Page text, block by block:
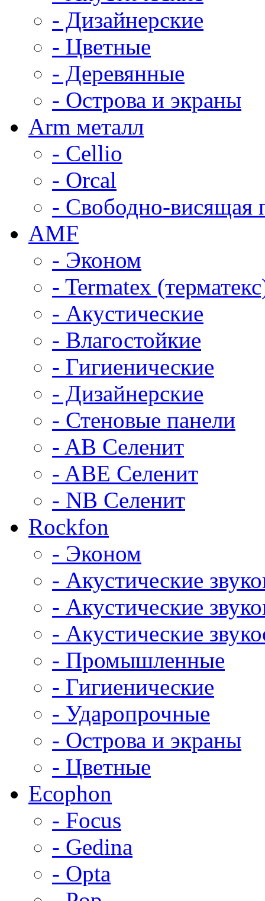
- Дизайнерские
- Цветные
- Деревянные
- Острова и экраны
Arm металл
- Cellio
- Orcal
- Свободно-висящая
AMF
- Эконом
- Termatex
- Акустические
- Влагостойкие
- Гигиенические
- Дизайнерские
- Стеновые панели
- AB Селенит
- ABE Селенит
- NB Селенит
Rockfon
- Эконом
- Акустические
- Акустические
- Акустические
- Промышленные
- Гигиенические
- Ударопрочные
- Острова и экраны
- Цветные
Ecophon
- Focus
- Gedina
- Opta